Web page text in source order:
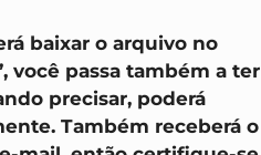
baixar o arquivo no
você passa também a ter
precisar, poderá
Também receberá o